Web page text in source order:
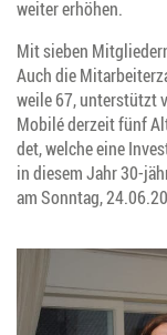
wei­ter erhöhen.
Mit sie­ben
Auch die
wei­le 67, unter­stützt
Mobilé der­zeit fünf
det, wel­che eine
in die­sem Jahr 30-
am Sonn­tag,